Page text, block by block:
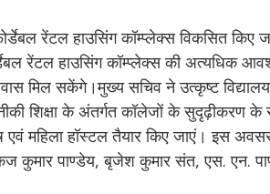
रेंटल हाउसिंग कॉम्प्लेक्स विकसित
रेंटल हाउसिंग कॉम्प्लेक्स की अत्यधिक
मिल सकेंगे।मुख्य सचिव ने उत्कृष्ट
शिक्षा के अंतर्गत कॉलेजों के
महिला हॉस्टल तैयार किए जाएं। इस
कुमार पाण्डेय, बृजेश कुमार संत, एस. एन.